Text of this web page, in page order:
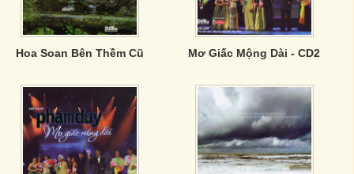
Hoa Soan Bên Thềm Cũ Mơ Giấc Mộng Dài - CD2